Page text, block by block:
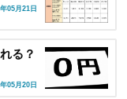
05月21日
る？
05月20日